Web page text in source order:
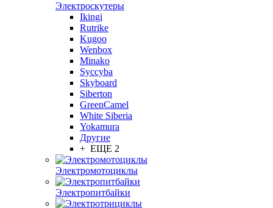
Электроскутеры
Ikingi
Rutrike
Kugoo
Wenbox
Minako
Syccyba
Skyboard
Siberton
GreenCamel
White Siberia
Yokamura
Другие
+ ЕЩЕ 2
Электромотоциклы
Электропитбайки